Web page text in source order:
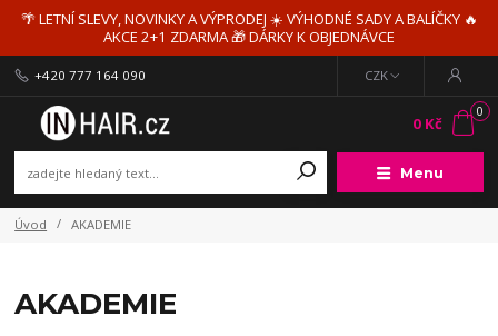
🌴 LETNÍ SLEVY, NOVINKY A VÝPRODEJ ☀️ VÝHODNÉ SADY A BALÍČKY 🔥
AKCE 2+1 ZDARMA 🎁 DÁRKY K OBJEDNÁVCE
Menu
CZK
+420 777 164 090
0
0 Kč
Úvod AKADEMIE
AKADEMIE